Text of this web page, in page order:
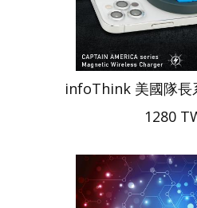
infoThink 美國隊長
1280